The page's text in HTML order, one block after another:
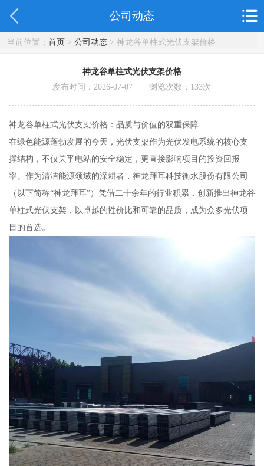
公司动态
当前位置： 首页> 公司动态> 神龙谷单柱式光伏支架价格
神龙谷单柱式光伏支架价格
发布时间：2026-07-07 浏览次数： 133次
神龙谷单柱式光伏支架价格：品质与价值的双重保障
在绿色能源蓬勃发展的今天，光伏支架作为光伏发电系统的核心支
撑结构，不仅关乎电站的安全稳定，更直接影响项目的投资回报
率。作为清洁能源领域的深耕者，神龙拜耳科技衡水股份有限公司
（以下简称“神龙拜耳”）凭借二十余年的行业积累，创新推出神龙谷
单柱式光伏支架，以卓越的性价比和可靠的品质，成为众多光伏项
目的首选。